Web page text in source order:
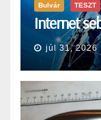
Bulvár TESZT
Internet
júl 31, 2026